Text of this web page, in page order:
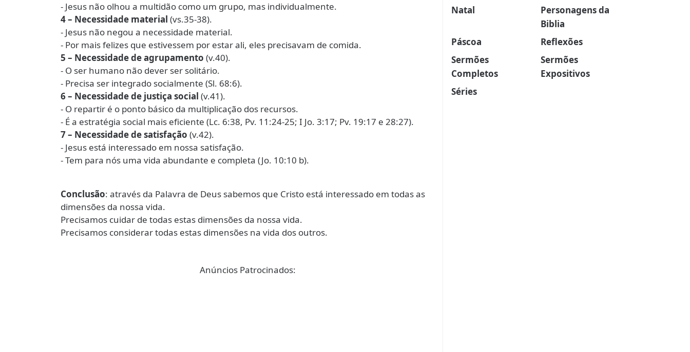
- Jesus não olhou a multidão como um grupo, mas individualmente.
4 – Necessidade material (vs.35-38).
- Jesus não negou a necessidade material.
- Por mais felizes que estivessem por estar ali, eles precisavam de comida.
5 – Necessidade de agrupamento (v.40).
- O ser humano não dever ser solitário.
- Precisa ser integrado socialmente (Sl. 68:6).
6 – Necessidade de justiça social (v.41).
- O repartir é o ponto básico da multiplicação dos recursos.
- É a estratégia social mais eficiente (Lc. 6:38, Pv. 11:24-25; I Jo. 3:17; Pv. 19:17 e 28:27).
7 – Necessidade de satisfação (v.42).
- Jesus está interessado em nossa satisfação.
- Tem para nós uma vida abundante e completa (Jo. 10:10 b).
Conclusão: através da Palavra de Deus sabemos que Cristo está interessado em todas as
dimensões da nossa vida.
Precisamos cuidar de todas estas dimensões da nossa vida.
Precisamos considerar todas estas dimensões na vida dos outros.
Anúncios Patrocinados:
Natal
Personagens da
Biblia
Páscoa
Reflexões
Sermões
Completos
Sermões
Expositivos
Séries